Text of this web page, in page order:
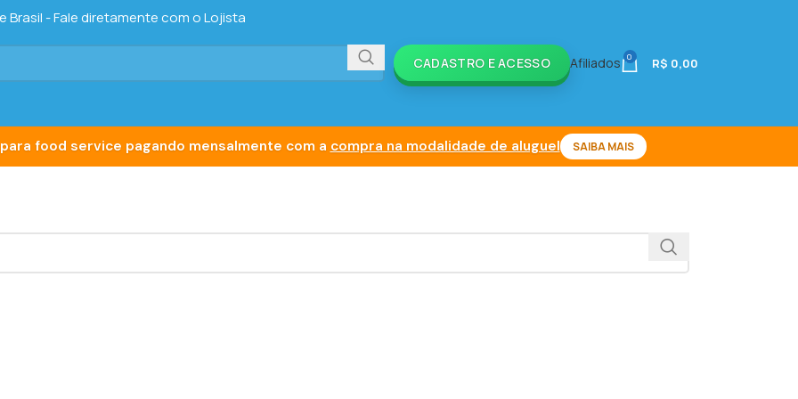
- Fale diretamente com o Lojista
CADASTRO E ACESSO Afiliados 0 R$ 0,00
food service pagando mensalmente com a compra na modalidade de aluguel SAIBA MAIS